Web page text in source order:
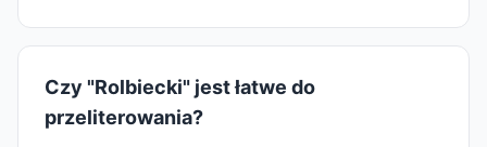
Czy "Rolbiecki" jest łatwe do
przeliterowania?